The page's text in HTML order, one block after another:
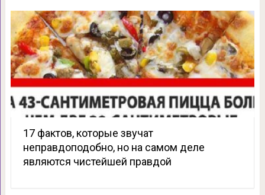
17 фактов, которые звучат
неправдоподобно, но на самом деле
являются чистейшей правдой